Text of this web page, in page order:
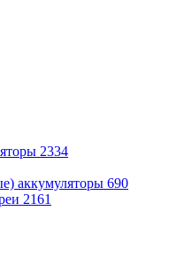
2334
аккумуляторы 690
2161